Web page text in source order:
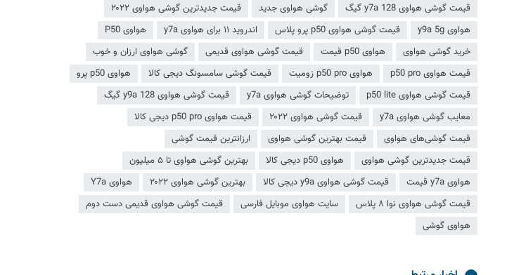
قیمت گوشی هواوی y7a 128 گیگ
گوشی هواوی جدید
قیمت جدیدترین گوشی هواوی ۲۰۲۲
هواوی y9a 5g
قیمت گوشی هواوی p50 پرو پلاس اندروید ۱۱ برای هواوی y7a
هواوی P50
خرید گوشی هواوی
هواوی p50 قیمت قیمت گوشی هواوی قدیمی
گوشی هواوی ارزان و خوب
قیمت هواوی p50 pro
هواوی p50 pro زومیت قیمت گوشی سامسونگ دیجی کالا
هواوی p50 پرو
قیمت گوشی هواوی p50 lite
توضیحات گوشی هواوی y7a
قیمت گوشی هواوی y9a 128 گیگ
معایب گوشی هواوی y7a
قیمت گوشی هواوی ۲۰۲۲
قیمت هواوی p50 pro دیجی کالا
قیمت گوشی‌های هواوی
قیمت بهترین گوشی هواوی
ارزانترین قیمت گوشی
قیمت جدیدترین گوشی هواوی
هواوی p50 دیجی کالا
بهترین گوشی هواوی تا ۵ میلیون
هواوی y7a قیمت
قیمت گوشی هواوی y9a دیجی کالا بهترین گوشی هواوی ۲۰۲۲
هواوی Y7a
قیمت گوشی هواوی نوا ۸ پلاس
سایت هواوی موبایل فارسی
قیمت گوشی هواوی قدیمی دست دوم
هواوی گوشی